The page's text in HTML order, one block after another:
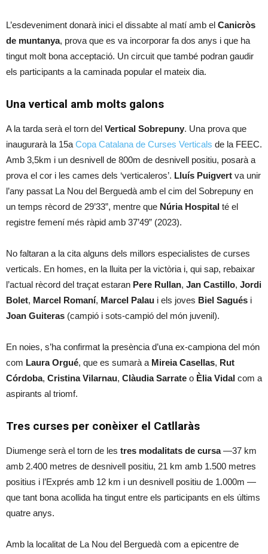
L’esdeveniment donarà inici el dissabte al matí amb el Canicròs
de muntanya, prova que es va incorporar fa dos anys i que ha
tingut molt bona acceptació. Un circuit que també podran gaudir
els participants a la caminada popular el mateix dia.
Una vertical amb molts galons
A la tarda serà el torn del Vertical Sobrepuny. Una prova que
inaugurarà la 15a Copa Catalana de Curses Verticals de la FEEC.
Amb 3,5km i un desnivell de 800m de desnivell positiu, posarà a
prova el cor i les cames dels ‘verticaleros’. Lluís Puigvert va unir
l’any passat La Nou del Berguedà amb el cim del Sobrepuny en
un temps rècord de 29’33”, mentre que Núria Hospital té el
registre femení més ràpid amb 37’49” (2023).
No faltaran a la cita alguns dels millors especialistes de curses
verticals. En homes, en la lluita per la victòria i, qui sap, rebaixar
l’actual rècord del traçat estaran Pere Rullan, Jan Castillo, Jordi
Bolet, Marcel Romaní, Marcel Palau i els joves Biel Sagués i
Joan Guiteras (campió i sots-campió del món juvenil).
En noies, s’ha confirmat la presència d’una ex-campiona del món
com Laura Orgué, que es sumarà a Mireia Casellas, Rut
Córdoba, Cristina Vilarnau, Clàudia Sarrate o Èlia Vidal com a
aspirants al triomf.
Tres curses per conèixer el Catllaràs
Diumenge serà el torn de les tres modalitats de cursa—37 km
amb 2.400 metres de desnivell positiu, 21 km amb 1.500 metres
positius i l’Exprés amb 12 km i un desnivell positiu de 1.000m —
que tant bona acollida ha tingut entre els participants en els últims
quatre anys.
Amb la localitat de La Nou del Berguedà com a epicentre de